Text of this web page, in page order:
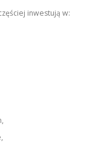
inwestują w: